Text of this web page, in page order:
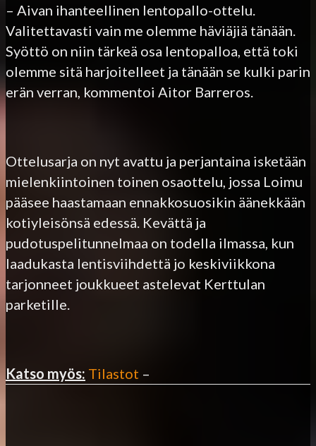
– Aivan ihanteellinen lentopallo-ottelu.
Valitettavasti vain me olemme häviäjiä tänään.
Syöttö on niin tärkeä osa lentopalloa, että toki
olemme sitä harjoitelleet ja tänään se kulki parin
erän verran, kommentoi Aitor Barreros.
Ottelusarja on nyt avattu ja perjantaina isketään
mielenkiintoinen toinen osaottelu, jossa Loimu
pääsee haastamaan ennakkosuosikin äänekkään
kotiyleisönsä edessä. Kevättä ja
pudotuspelitunnelmaa on todella ilmassa, kun
laadukasta lentisviihdettä jo keskiviikkona
tarjonneet joukkueet astelevat Kerttulan
parketille.
Katso myös: Tilastot –